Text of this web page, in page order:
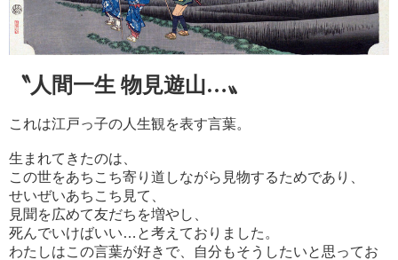
〝人間一生 物見遊山…〟
これは江戸っ子の人生観を表す言葉。
生まれてきたのは、
この世をあちこち寄り道しながら見物するためであり、
せいぜいあちこち見て、
見聞を広めて友だちを増やし、
死んでいけばいい…と考えておりました。
わたしはこの言葉が好きで、自分もそうしたいと思ってお